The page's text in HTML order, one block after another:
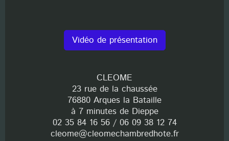
Vidéo de présentation
CLEOME
23 rue de la chaussée
76880 Arques la Bataille
à 7 minutes de Dieppe
02 35 84 16 56 / 06 09 38 12 74
cleome@cleomechambredhote.fr